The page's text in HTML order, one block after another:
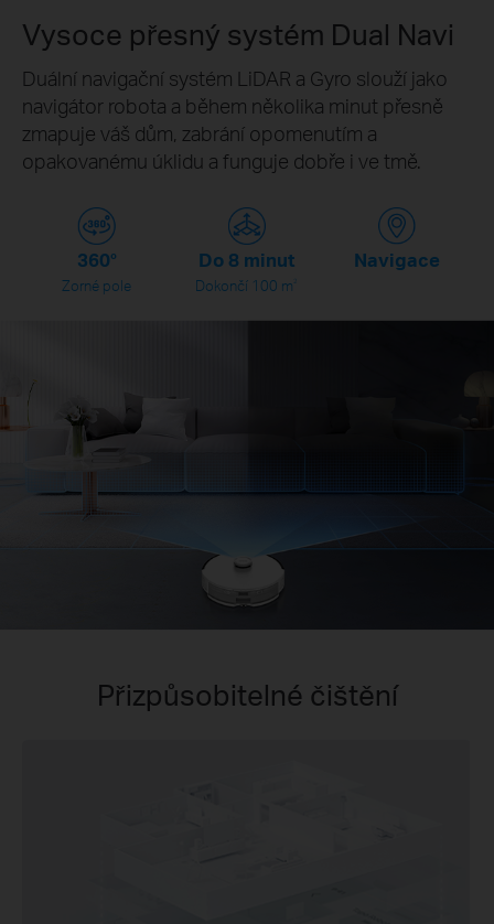
Vysoce přesný systém Dual Navi
Duální navigační systém LiDAR a Gyro slouží jako
navigátor robota a během několika minut přesně
zmapuje váš dům, zabrání opomenutím a
opakovanému úklidu a funguje dobře i ve tmě.
360°
Zorné pole
Do 8 minut
Dokončí 100 m 2
Navigace
Přizpůsobitelné čištění